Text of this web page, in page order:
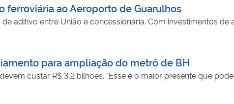
ferroviária ao Aeroporto de Guarulhos
aditivo entre União e concessionária. Com investimentos de
para ampliação do metrô de BH
custar R$ 3,2 bilhões. ”Esse é o maior presente que